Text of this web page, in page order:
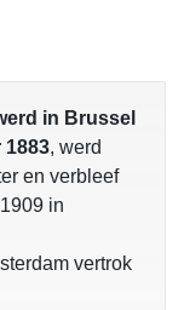
in Brussel
1883, werd
en verbleef
in
vertrok